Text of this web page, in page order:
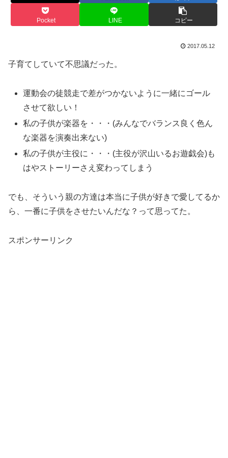
Pocket LINE コピー
2017.05.12
子育てしていて不思議だった。
運動会の徒競走で差がつかないように一緒にゴール
させて欲しい！
私の子供が楽器を・・・(みんなでバランス良く色ん
な楽器を演奏出来ない)
私の子供が主役に・・・(主役が沢山いるお遊戯会)も
はやストーリーさえ変わってしまう
でも、そういう親の方達は本当に子供が好きで愛してるか
ら、一番に子供をさせたいんだな？って思ってた。
スポンサーリンク